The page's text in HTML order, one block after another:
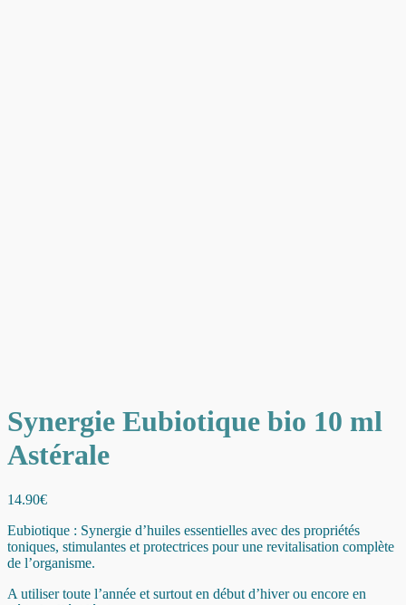
Synergie Eubiotique bio 10 ml
Astérale
14.90€
Eubiotique : Synergie d’huiles essentielles avec des propriétés
toniques, stimulantes et protectrices pour une revitalisation complète
de l’organisme.
A utiliser toute l’année et surtout en début d’hiver ou encore en